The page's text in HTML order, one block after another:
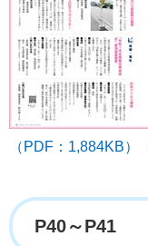
（PDF：1,884KB）
P40～P41